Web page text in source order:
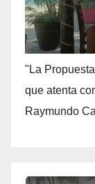
"La
que atenta
Raymundo